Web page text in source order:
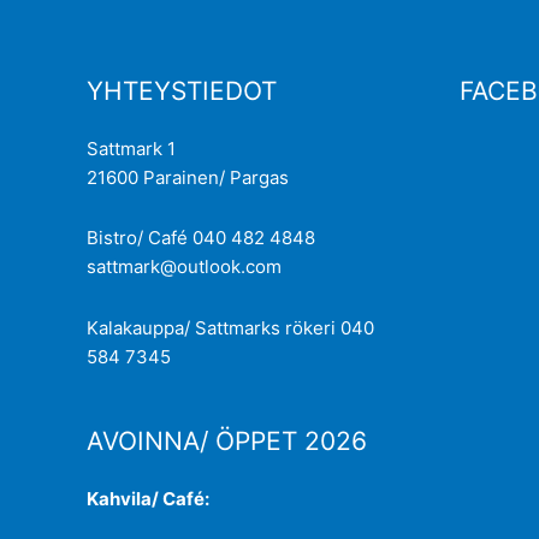
YHTEYSTIEDOT
Sattmark 1
21600 Parainen/ Pargas
Bistro/ Café 040 482 4848
sattmark@outlook.com
Kalakauppa/ Sattmarks rökeri 040
584 7345
AVOINNA/ ÖPPET 2026
Kahvila/ Café: